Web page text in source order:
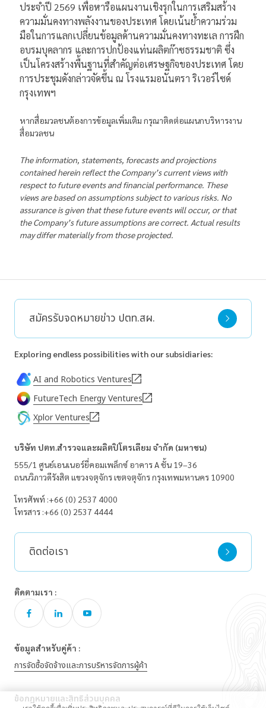
ประจำปี 2569 เพื่อหารือแผนงานเชิงรุกในการเสริมสร้าง
ความมั่นคงทางพลังงานของประเทศ โดยเน้นย้ำความร่วม
มือในการแลกเปลี่ยนข้อมูลด้านความมั่นคงทางทะเล การฝึก
อบรมบุคลากร และการปกป้องแท่นผลิตก๊าซธรรมชาติ ซึ่ง
เป็นโครงสร้างพื้นฐานที่สำคัญต่อเศรษฐกิจของประเทศ โดย
การประชุมดังกล่าวจัดขึ้น ณ โรงแรมอนันตรา ริเวอร์ไซด์
กรุงเทพฯ
หากสื่อมวลชนต้องการข้อมูลเพิ่มเติม กรุณาติดต่อแผนกบริหารงาน
สื่อมวลชน
The information, statements, forecasts and projections
contained herein reflect the Company’s current views with
respect to future events and financial performance. These
views are based on assumptions subject to various risks. No
assurance is given that these future events will occur, or that
the Company’s future assumptions are correct. Actual results
may differ materially from those projected.
สมัครรับจดหมายข่าว ปตท.สผ.
Exploring endless possibilities with our subsidiaries:
AI and Robotics Ventures
FutureTech Energy Ventures
Xplor Ventures
บริษัท ปตท.สำรวจและผลิตปิโตรเลียม จำกัด (มหาชน)
555/1 ศูนย์เอนเนอร์ยี่คอมเพล็กซ์ อาคาร A ชั้น 19–36
ถนนวิภาวดีรังสิต แขวงจตุจักรเขตจตุจักรกรุงเทพมหานคร 10900
โทรศัพท์ :+66 (0) 2537 4000
โทรสาร :+66 (0) 2537 4444
ติดต่อเรา
ติดตามเรา :
ข้อมูลสำหรับคู่ค้า :
การจัดซื้อจัดจ้างและการบริหารจัดการผู้ค้า
ข้อกฎหมายและสิทธิส่วนบุคคล